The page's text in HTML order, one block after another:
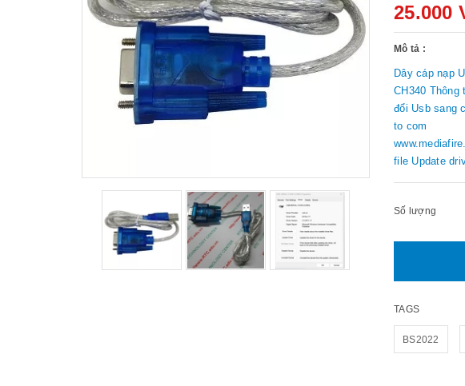
25.000
Mô tả :
Dây cáp nạp
CH340 Thông
đổi Usb sang
to com
file Update
Số lượng
TAGS
BS2022